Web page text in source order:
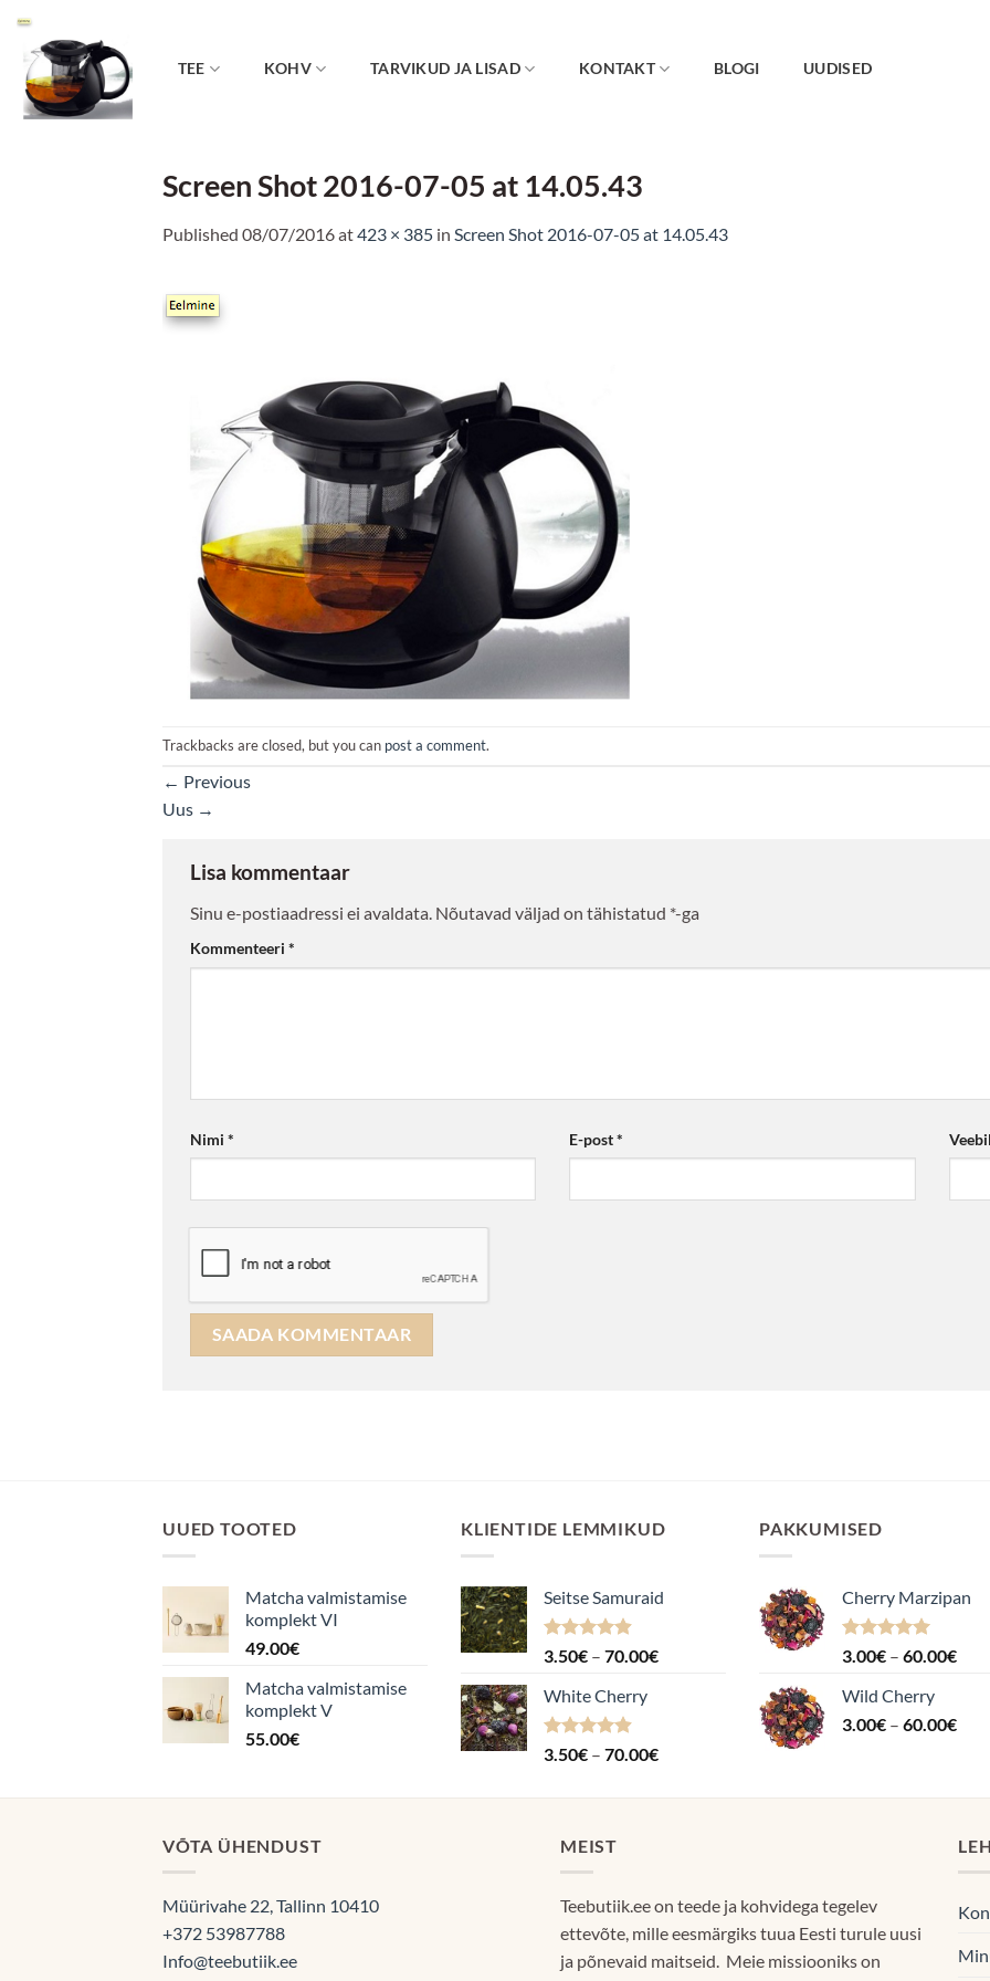
Skip
content
TEE KOHV TARVIKUD JA LISAD KONTAKT BLOGI UUDISED
Screen Shot 2016-07-05 at 14.05.43
Published 08/07/2016at423 × 385 in Screen Shot 2016-07-05 at 14.05.43
Trackbacks are closed, but you can post a comment.
← Previous
Uus →
Lisa kommentaar
Sinu e-postiaadressi ei avaldata. Nõutavad väljad on tähistatud *-ga
Kommenteeri *
Nimi * E-post*
UUED TOOTED
Matcha valmistamise
komplekt VI
49.00€
Matcha valmistamise
komplekt V
55.00€
KLIENTIDE LEMMIKUD
Seitse Samuraid
Hinnanguga
3.50€ – 70.00€Hinnavahemik:
White Cherry
Hinnanguga
3.50€ – 70.00€Hinnavahemik:
kuni
PAKKUMISED
Cherry Marzipan
Hinnanguga
3.00€ – 60.00€
Wild Cherry
3.00€ – 60.00€
VÕTA ÜHENDUST
Müürivahe 22, Tallinn 10410
+372 53987788
Info@teebutiik.ee
MEIST
Teebutiik.ee on teede ja kohvidega tegelev
ettevõte, mille eesmärgiks tuua Eesti turule uusi
ja põnevaid maitseid. Meie missiooniks on